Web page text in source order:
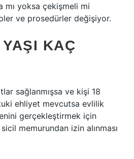
mı yoksa çekişmeli mi
ve prosedürler değişiyor.
KAÇ
sağlanmışsa ve kişi 18
ehliyet mevcutsa evlilik
gerçekleştirmek için
memurundan izin alınması